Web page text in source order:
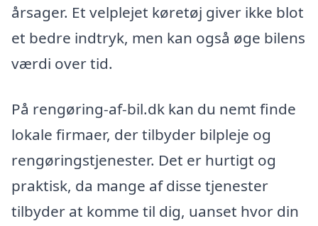
årsager. Et velplejet køretøj giver ikke blot
et bedre indtryk, men kan også øge bilens
værdi over tid.
På rengøring-af-bil.dk kan du nemt finde
lokale firmaer, der tilbyder bilpleje og
rengøringstjenester. Det er hurtigt og
praktisk, da mange af disse tjenester
tilbyder at komme til dig, uanset hvor din